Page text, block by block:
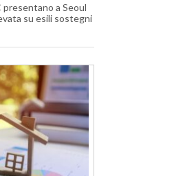
presentano a Seoul
su esili sostegni